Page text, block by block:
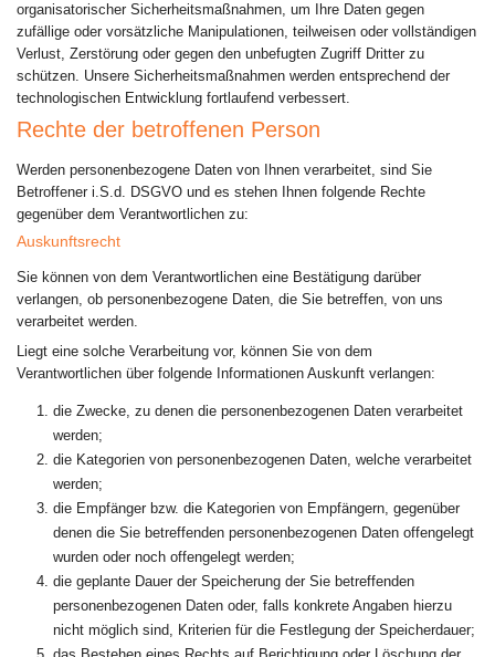
organisatorischer Sicherheitsmaßnahmen, um Ihre Daten gegen
zufällige oder vorsätzliche Manipulationen, teilweisen oder vollständigen
Verlust, Zerstörung oder gegen den unbefugten Zugriff Dritter zu
schützen. Unsere Sicherheitsmaßnahmen werden entsprechend der
technologischen Entwicklung fortlaufend verbessert.
Rechte der betroffenen Person
Werden personenbezogene Daten von Ihnen verarbeitet, sind Sie
Betroffener i.S.d. DSGVO und es stehen Ihnen folgende Rechte
gegenüber dem Verantwortlichen zu:
Auskunftsrecht
Sie können von dem Verantwortlichen eine Bestätigung darüber
verlangen, ob personenbezogene Daten, die Sie betreffen, von uns
verarbeitet werden.
Liegt eine solche Verarbeitung vor, können Sie von dem
Verantwortlichen über folgende Informationen Auskunft verlangen:
die Zwecke, zu denen die personenbezogenen Daten verarbeitet
werden;
die Kategorien von personenbezogenen Daten, welche verarbeitet
werden;
die Empfänger bzw. die Kategorien von Empfängern, gegenüber
denen die Sie betreffenden personenbezogenen Daten offengelegt
wurden oder noch offengelegt werden;
die geplante Dauer der Speicherung der Sie betreffenden
personenbezogenen Daten oder, falls konkrete Angaben hierzu
nicht möglich sind, Kriterien für die Festlegung der Speicherdauer;